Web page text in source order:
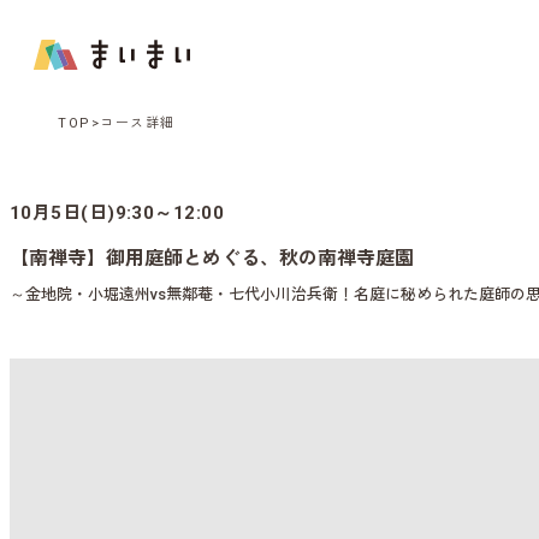
TOP コース詳細
10月5日(日)9:30～12:00
【南禅寺】御用庭師とめぐる、秋の南禅寺庭園
～金地院・小堀遠州vs無鄰菴・七代小川治兵衛！名庭に秘められた庭師の